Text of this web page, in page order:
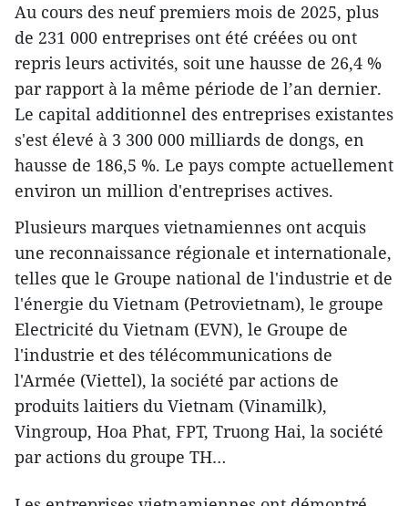
Au cours des neuf premiers mois de 2025, plus
de 231 000 entreprises ont été créées ou ont
repris leurs activités, soit une hausse de 26,4 %
par rapport à la même période de l’an dernier.
Le capital additionnel des entreprises existantes
s'est élevé à 3 300 000 milliards de dongs, en
hausse de 186,5 %. Le pays compte actuellement
environ un million d'entreprises actives.
Plusieurs marques vietnamiennes ont acquis
une reconnaissance régionale et internationale,
telles que le Groupe national de l'industrie et de
l'énergie du Vietnam (Petrovietnam), le groupe
Electricité du Vietnam (EVN), le Groupe de
l'industrie et des télécommunications de
l'Armée (Viettel), la société par actions de
produits laitiers du Vietnam (Vinamilk),
Vingroup, Hoa Phat, FPT, Truong Hai, la société
par actions du groupe TH…